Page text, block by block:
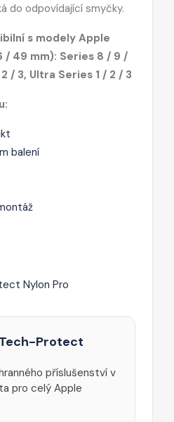
do odpovídající smyčky.
s modely Apple
49 mm): Series 8 / 9 /
2 / 3, Ultra Series 1 / 2 / 3
balení
Nylon Pro
Protect
příslušenství v
pro celý Apple